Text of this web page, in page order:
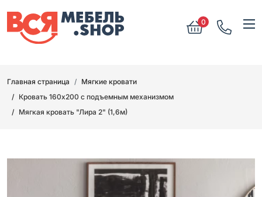
0
Главная страница
Мягкие кровати
Кровать 160х200 с подъемным механизмом
Мягкая кровать "Лира 2" (1,6м)